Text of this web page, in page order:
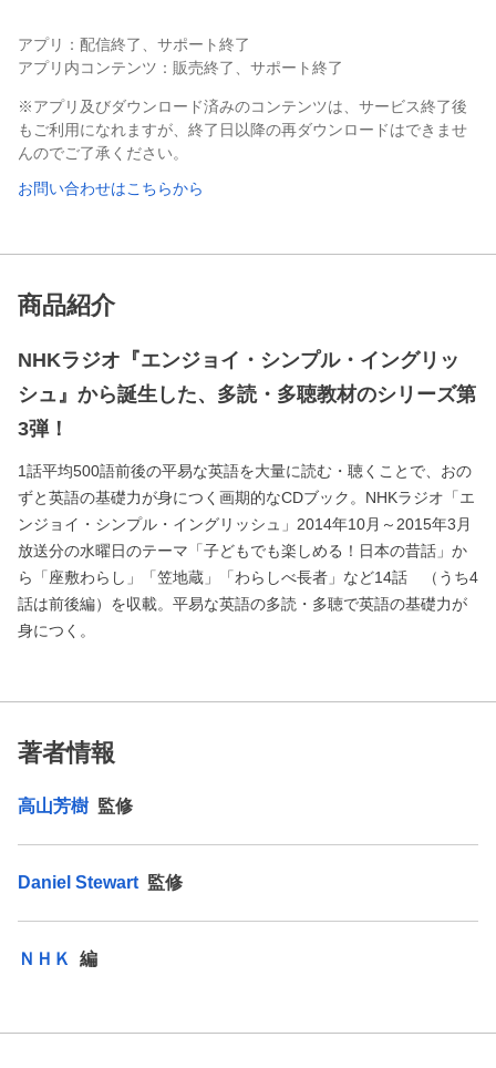
アプリ：配信終了、サポート終了
アプリ内コンテンツ：販売終了、サポート終了
※アプリ及びダウンロード済みのコンテンツは、サービス終了後
もご利用になれますが、終了日以降の再ダウンロードはできませ
んのでご了承ください。
お問い合わせはこちらから
商品紹介
NHKラジオ『エンジョイ・シンプル・イングリッ
シュ』から誕生した、多読・多聴教材のシリーズ第
3弾！
1話平均500語前後の平易な英語を大量に読む・聴くことで、おの
ずと英語の基礎力が身につく画期的なCDブック。NHKラジオ「エ
ンジョイ・シンプル・イングリッシュ」2014年10月～2015年3月
放送分の水曜日のテーマ「子どもでも楽しめる！日本の昔話」か
ら「座敷わらし」「笠地蔵」「わらしべ長者」など14話 （うち4
話は前後編）を収載。平易な英語の多読・多聴で英語の基礎力が
身につく。
著者情報
高山芳樹 監修
Daniel Stewart 監修
ＮＨＫ 編